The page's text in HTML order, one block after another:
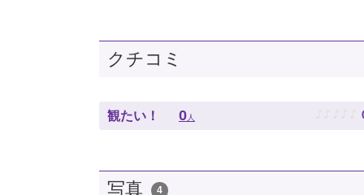
クチコミ
観たい！ 0 人 ♪ ♪ ♪ ♪ ♪
写真 4